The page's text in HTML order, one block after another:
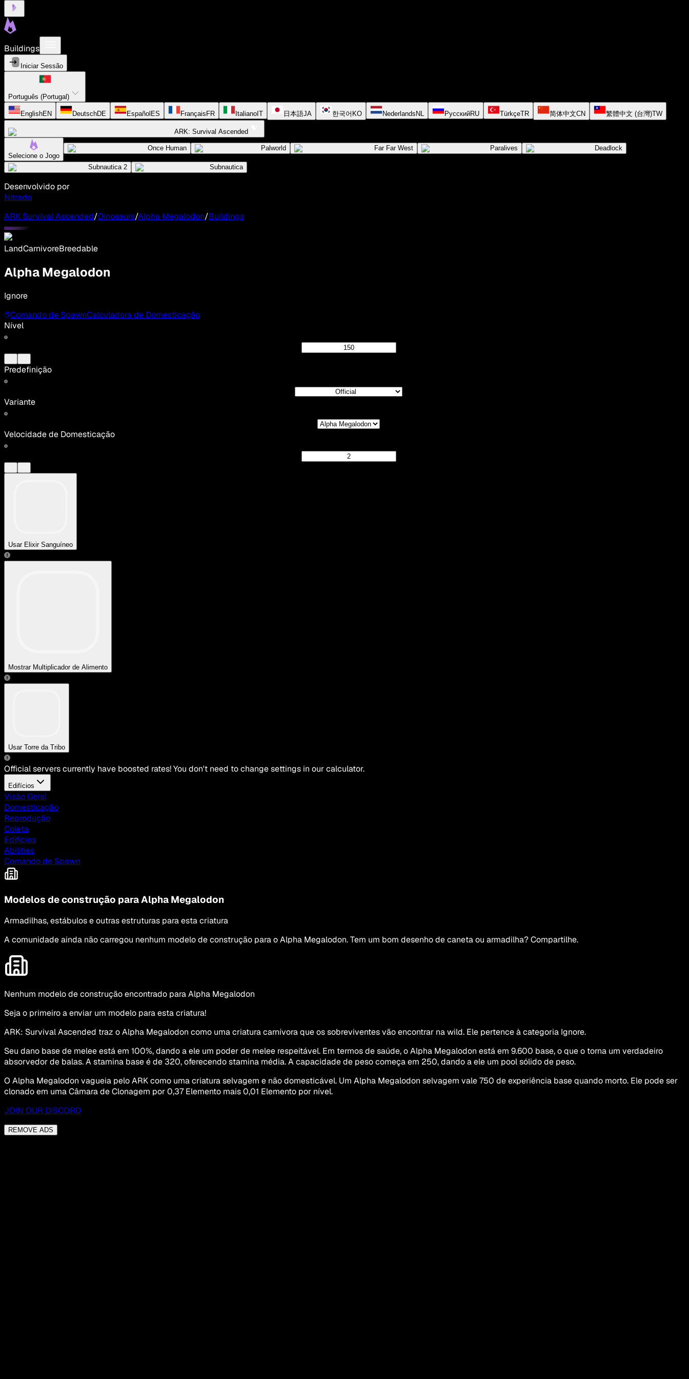
Buildings
Iniciar Sessão
Português (Portugal)
EnglishEN DeutschDE Español ES Français FR Italiano IT 日本語JA 한국어 KO Nederlands NL РусскийRU TürkçeTR 简体中文CN 繁體中文 (台灣)TW
ARK: Survival Ascended
Selecione o Jogo
Once Human Palworld Far Far West Paralives Deadlock
Subnautica 2 Subnautica
Desenvolvido por
Nitrado
ARK Survival Ascended/Dinosaurs/Alpha Megalodon/Buildings
LandCarnivoreBreedable
Alpha Megalodon
Ignore
Comando de SpawnCalculadora de Domesticação
Nível
Predefinição
Variante
Velocidade de Domesticação
Usar Elixir Sanguíneo
Mostrar Multiplicador de Alimento
Usar Torre da Tribo
Official servers currently have boosted rates! You don't need to change settings in our calculator.
Edifícios
Visão Geral
Domesticação
Reprodução
Coleta
Edifícios
Abilities
Comando de Spawn
Modelos de construção para Alpha Megalodon
Armadilhas, estábulos e outras estruturas para esta criatura
A comunidade ainda não carregou nenhum modelo de construção para o Alpha Megalodon. Tem um bom desenho de caneta ou armadilha? Compartilhe.
Nenhum modelo de construção encontrado para Alpha Megalodon
Seja o primeiro a enviar um modelo para esta criatura!
ARK: Survival Ascended traz o Alpha Megalodon como uma criatura carnívora que os sobreviventes vão encontrar na wild. Ele pertence à categoria Ignore.
Seu dano base de melee está em 100%, dando a ele um poder de melee respeitável. Em termos de saúde, o Alpha Megalodon está em 9.600 base, o que o torna um verdadeiro
absorvedor de balas. A stamina base é de 320, oferecendo stamina média. A capacidade de peso começa em 250, dando a ele um pool sólido de peso.
O Alpha Megalodon vagueia pelo ARK como uma criatura selvagem e não domesticável. Um Alpha Megalodon selvagem vale 750 de experiência base quando morto. Ele pode ser
clonado em uma Câmara de Clonagem por 0,37 Elemento mais 0,01 Elemento por nível.
JOIN OUR DISCORD
REMOVE ADS